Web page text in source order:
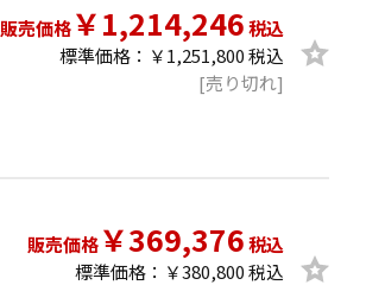
販売価格￥1,214,246税込
標準価格：￥1,251,800 税込
[売り切れ]
販売価格￥369,376税込
標準価格：￥380,800 税込